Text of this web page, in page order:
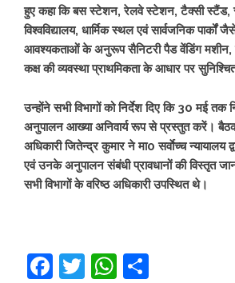
हुए कहा कि बस स्टेशन, रेलवे स्टेशन, टैक्सी
विश्वविद्यालय, धार्मिक स्थल एवं सार्वजनिक पार्कों
आवश्यकताओं के अनुरूप सैनिटरी पैड वेंडिंग मशीन,
कक्ष की व्यवस्था प्राथमिकता के आधार पर
उन्होंने सभी विभागों को निर्देश दिए कि 30 मई तक
अनुपालन आख्या अनिवार्य रूप से प्रस्तुत करें।
अधिकारी जितेन्द्र कुमार ने मा0 सर्वाेच्च न्यायालय
एवं उनके अनुपालन संबंधी प्रावधानों की विस्तृत
सभी विभागों के वरिष्ठ अधिकारी उपस्थित थे।
Facebook
TwitterWhatsApp